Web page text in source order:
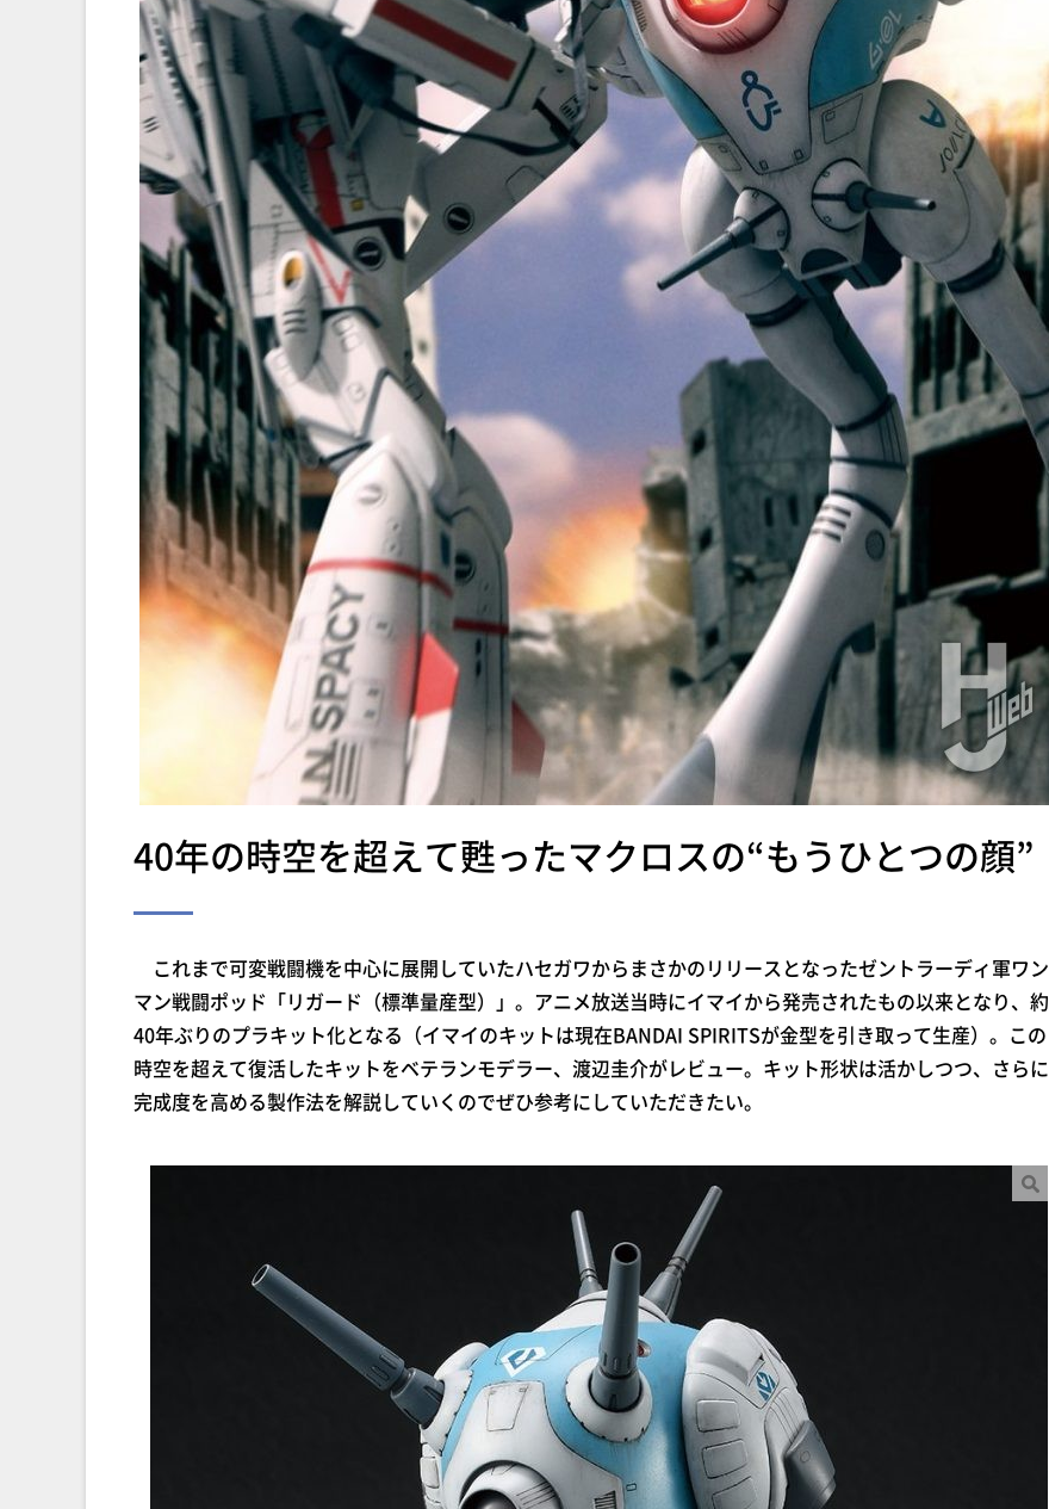
40年の時空を超えて甦ったマクロスの“もうひとつの顔”
これまで可変戦闘機を中心に展開していたハセガワからまさかのリリースとなったゼントラーディ軍ワン
マン戦闘ポッド「リガード（標準量産型）」。アニメ放送当時にイマイから発売されたもの以来となり、約
40年ぶりのプラキット化となる（イマイのキットは現在BANDAI SPIRITSが金型を引き取って生産）。この
時空を超えて復活したキットをベテランモデラー、渡辺圭介がレビュー。キット形状は活かしつつ、さらに
完成度を高める製作法を解説していくのでぜひ参考にしていただきたい。